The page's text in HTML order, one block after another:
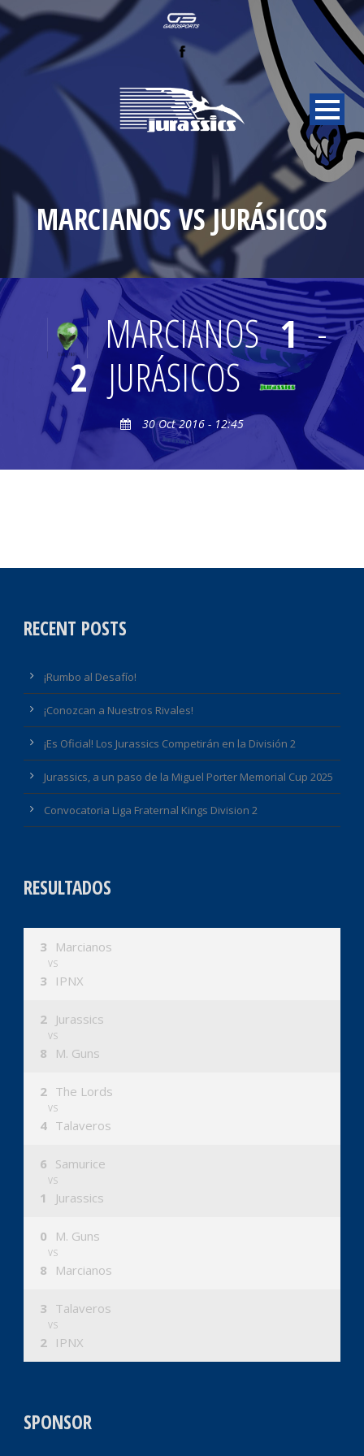
MARCIANOS VS JURÁSICOS
MARCIANOS 1 -
2 JURÁSICOS
30 Oct 2016 - 12:45
RECENT POSTS
¡Rumbo al Desafío!
¡Conozcan a Nuestros Rivales!
¡Es Oficial! Los Jurassics Competirán en la División 2
Jurassics, a un paso de la Miguel Porter Memorial Cup 2025
Convocatoria Liga Fraternal Kings Division 2
RESULTADOS
Marcianos
3
VS
3 IPNX
Jurassics
2
VS
8 M. Guns
The Lords
2
VS
4 Talaveros
Samurice
6
VS
1 Jurassics
M. Guns
0
VS
8 Marcianos
Talaveros
3
VS
2 IPNX
SPONSOR